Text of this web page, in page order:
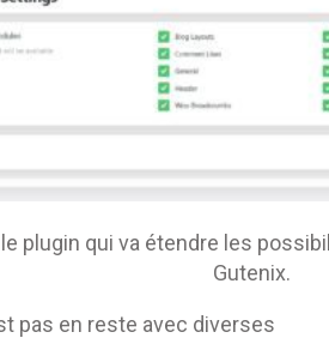
plugin qui va étendre les
Gutenix.
pas en reste avec diverses